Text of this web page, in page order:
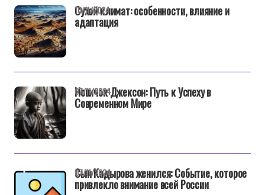
Сухой климат: особенности, влияние и
адаптация
10/11/2024
Новичок Джексон: Путь к Успеху в
Современном Мире
07/11/2024
Сын Кадырова женился: Событие, которое
привлекло внимание всей России
07/11/2024